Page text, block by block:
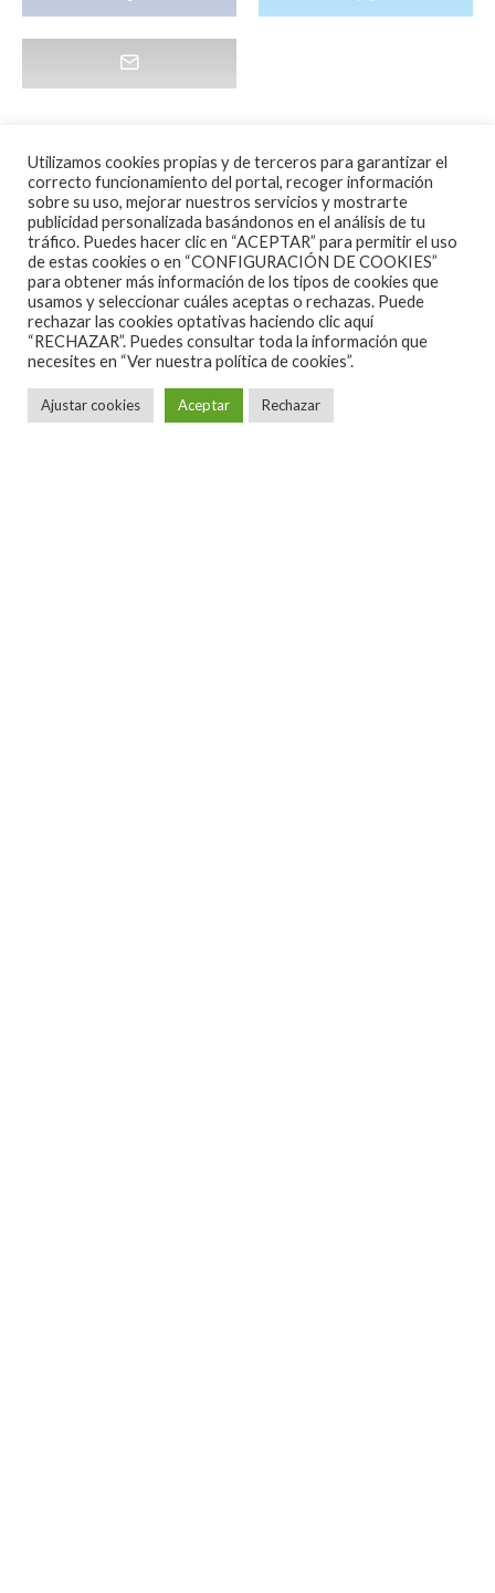
Noticias · 1 Minuto de lectura
RICHIE KOTZEN EN BARCELONA Y
MADRID EN SEPTIEMBRE
Utilizamos cookies propias y de terceros para garantizar el
correcto funcionamiento del portal, recoger información
sobre su uso, mejorar nuestros servicios y mostrarte
publicidad personalizada basándonos en el análisis de tu
tráfico. Puedes hacer clic en “ACEPTAR” para permitir el uso
de estas cookies o en “CONFIGURACIÓN DE COOKIES”
para obtener más información de los tipos de cookies que
usamos y seleccionar cuáles aceptas o rechazas. Puede
rechazar las cookies optativas haciendo clic aquí
“RECHAZAR”. Puedes consultar toda la información que
necesites en “Ver nuestra política de cookies”.
Ajustar cookies Aceptar Rechazar